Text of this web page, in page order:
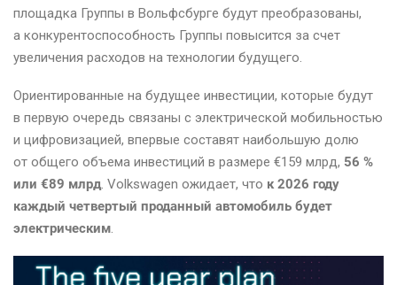
площадка Группы в Вольфсбурге будут преобразованы,
а конкурентоспособность Группы повысится за счет
увеличения расходов на технологии будущего.
Ориентированные на будущее инвестиции, которые будут
в первую очередь связаны с электрической мобильностью
и цифровизацией, впервые составят наибольшую долю
от общего объема инвестиций в размере €159 млрд, 56 %
или €89 млрд. Volkswagen ожидает, что к 2026 году
каждый четвертый проданный автомобиль будет
электрическим.